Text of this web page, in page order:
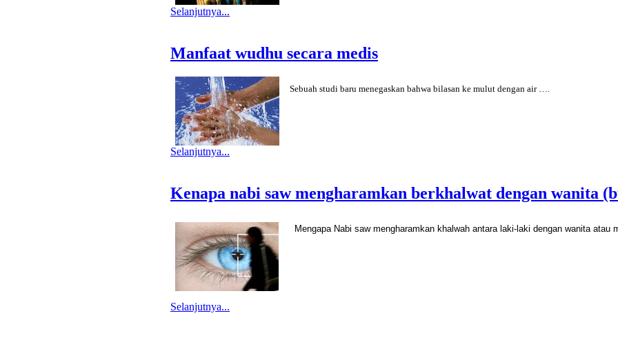
Selanjutnya...
Manfaat wudhu secara medis
Sebuah studi baru menegaskan bahwa bilasan ke mulut dengan air ….
Selanjutnya...
Kenapa nabi saw mengharamkan berkhalwat dengan wanita
Mengapa Nabi saw mengharamkan khalwah antara laki-laki dengan wanita atau
Selanjutnya...